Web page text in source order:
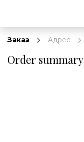
Заказ Адрес
Order summary